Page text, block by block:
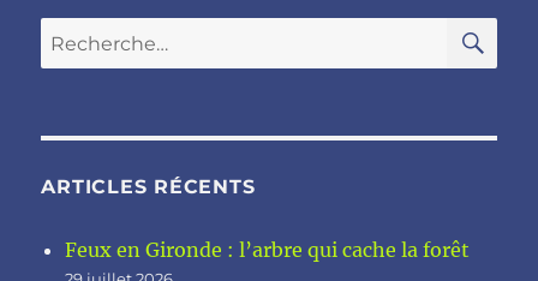
communiqué
presse
d’OGM
Recherche
pour :
ARTICLES RÉCENTS
Feux en Gironde : l’arbre qui cache la forêt